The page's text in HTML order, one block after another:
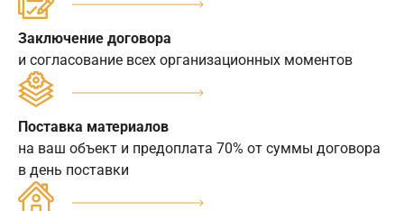
Заключение договора
и согласование всех организационных моментов
Поставка материалов
на ваш объект и предоплата 70% от суммы договора
в день поставки